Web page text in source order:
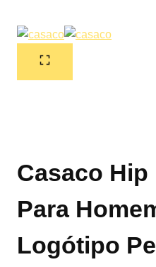
Casaco
Para
Logótipo